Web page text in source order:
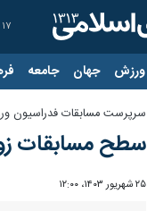
۱۷ مرداد ۱۴۰۵
ورزش جهان جامعه
سرپرست مسابقات فدراسیون
سطح مسابقات
۲۵ شهریور ۱۴۰۳، ۱۲:۰۰